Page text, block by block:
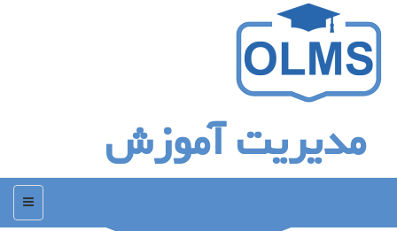
مدیریت آموزش
منو